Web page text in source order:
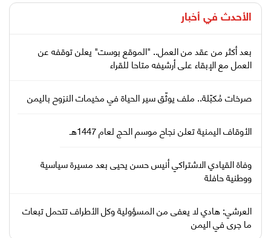
الأحدث في أخبار
بعد أكثر من عقد من العمل.. "الموقع بوست" يعلن توقفه عن
العمل مع الإبقاء على أرشيفه متاحا للقراء
صرخات مُكبّلة.. ملف يوثّق سير الحياة في مخيمات النزوح باليمن
الأوقاف اليمنية تعلن نجاح موسم الحج لعام 1447هـ
وفاة القيادي الاشتراكي أنيس حسن يحيى بعد مسيرة سياسية
ووطنية حافلة
العرشي: هادي لا يعفى من المسؤولية وكل الأطراف تتحمل تبعات
ما جرى في اليمن